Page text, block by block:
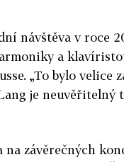
návštěva v roce
a
„To bylo velice
je neuvěřitelný
na závěrečných